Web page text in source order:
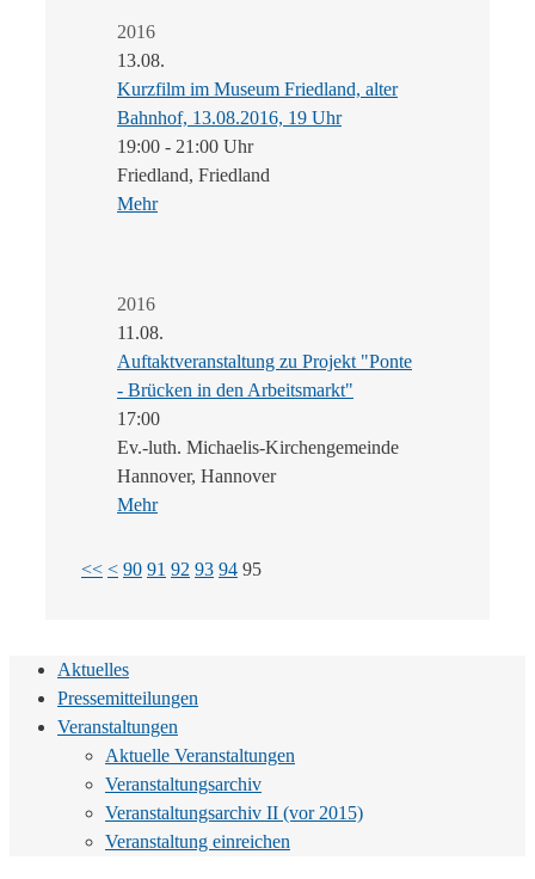
2016
13.08.
Kurzfilm im Museum Friedland, alter
Bahnhof, 13.08.2016, 19 Uhr
19:00 - 21:00 Uhr
Friedland, Friedland
Mehr
2016
11.08.
Auftaktveranstaltung zu Projekt "Ponte
- Brücken in den Arbeitsmarkt"
17:00
Ev.-luth. Michaelis-Kirchengemeinde
Hannover, Hannover
Mehr
<< < 90 91 92 93 94 95
Aktuelles
Pressemitteilungen
Veranstaltungen
Aktuelle Veranstaltungen
Veranstaltungsarchiv
Veranstaltungsarchiv II (vor 2015)
Veranstaltung einreichen